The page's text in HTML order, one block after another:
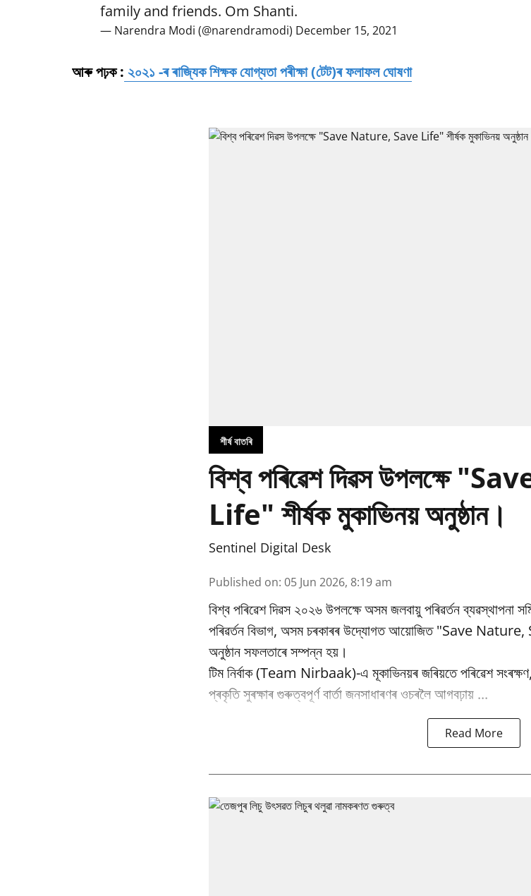
family and friends. Om Shanti.
— Narendra Modi (@narendramodi) December 15, 2021
আৰু পঢ়ক : ২০২১ -ৰ ৰাজ্যিক শিক্ষক যোগ্যতা পৰীক্ষা (টেট)ৰ ফলাফল ঘোষণা
শীৰ্ষ বাতৰি
বিশ্ব পৰিৱেশ দিৱস উপলক্ষে
Life" শীৰ্ষক মুকাভিনয় অনুষ্ঠান।
Sentinel Digital Desk
Published on: 05 Jun 2026, 8:19 am
বিশ্ব পৰিৱেশ দিৱস ২০২৬ উপলক্ষে অসম জলবায়ু পৰিৱর্তন
পৰিৱর্তন বিভাগ, অসম চৰকাৰৰ উদ্যোগত আয়োজিত "Save Nature,
অনুষ্ঠান সফলতাৰে সম্পন্ন হয়।
টিম নিৰ্বাক (Team Nirbaak)-এ মূকাভিনয়ৰ জৰিয়তে পৰিৱেশ
প্ৰকৃতি সুৰক্ষাৰ গুৰুত্বপূৰ্ণ বাৰ্তা জনসাধাৰণৰ ওচৰলৈ আগবঢ়ায় ...
Read More